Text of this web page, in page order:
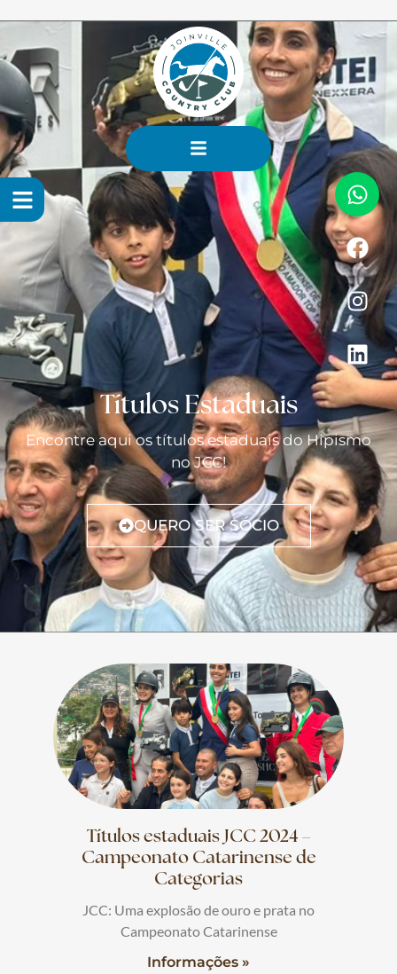
Títulos Estaduais
Encontre aqui os títulos estaduais do Hipismo
no JCC!
QUERO SER SÓCIO
Títulos estaduais JCC 2024 –
Campeonato Catarinense de
Categorias
JCC: Uma explosão de ouro e prata no
Campeonato Catarinense
Informações »